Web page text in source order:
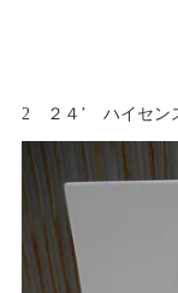
2 ２４’ ハイセン